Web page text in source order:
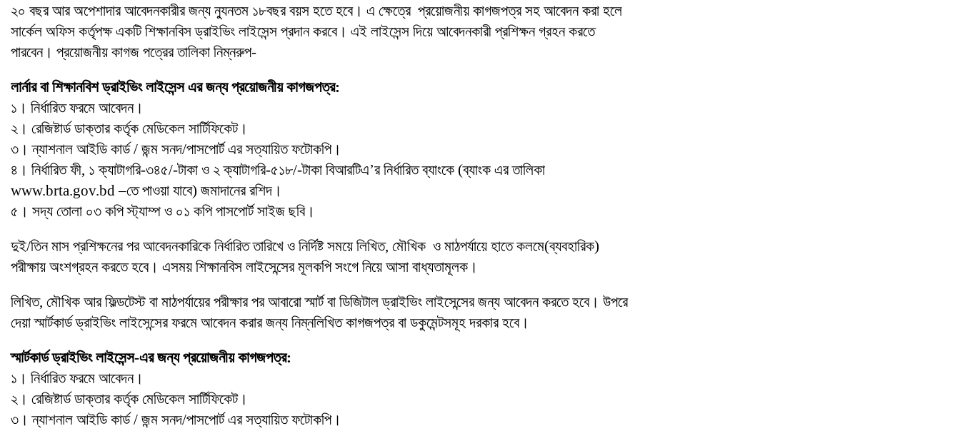
২০ বছর আর অপেশাদার আবেদনকারীর জন্য ন্যুনতম ১৮বছর বয়স হতে হবে। এ ক্ষেত্রে প্রয়োজনীয় কাগজপত্র সহ আবেদন করা হলে
সার্কেল অফিস কর্তৃপক্ষ একটি শিক্ষানবিস ড্রাইভিং লাইসেন্স প্রদান করবে। এই লাইসেন্স দিয়ে আবেদনকারী প্রশিক্ষন গ্রহন করতে
পারবেন। প্রয়োজনীয় কাগজ পত্রের তালিকা নিম্নরুপ-
লার্নার বা শিক্ষানবিশ ড্রাইভিং লাইসেন্স এর জন্য প্রয়োজনীয় কাগজপত্র:
১। নির্ধারিত ফরমে আবেদন।
২। রেজিষ্টার্ড ডাক্তার কর্তৃক মেডিকেল সার্টিফিকেট।
৩। ন্যাশনাল আইডি কার্ড / জন্ম সনদ/পাসপোর্ট এর সত্যায়িত ফটোকপি।
৪। নির্ধারিত ফী, ১ ক্যাটাগরি-৩৪৫/-টাকা ও ২ ক্যাটাগরি-৫১৮/-টাকা বিআরটিএ’র নির্ধারিত ব্যাংকে (ব্যাংক এর তালিকা
www.brta.gov.bd –তে পাওয়া যাবে) জমাদানের রশিদ।
৫। সদ্য তোলা ০৩ কপি স্ট্যাম্প ও ০১ কপি পাসপোর্ট সাইজ ছবি।
দুই/তিন মাস প্রশিক্ষনের পর আবেদনকারিকে নির্ধারিত তারিখে ও নির্দিষ্ট সময়ে লিখিত, মৌখিক ও মাঠপর্যায়ে হাতে কলমে(ব্যবহারিক)
পরীক্ষায় অংশগ্রহন করতে হবে। এসময় শিক্ষানবিস লাইসেন্সের মূলকপি সংগে নিয়ে আসা বাধ্যতামূলক।
লিখিত, মৌখিক আর ফিল্ডটেস্ট বা মাঠপর্যায়ের পরীক্ষার পর আবারো স্মার্ট বা ডিজিটাল ড্রাইভিং লাইসেন্সের জন্য আবেদন করতে হবে। উপরে
দেয়া স্মার্টকার্ড ড্রাইভিং লাইসেন্সের ফরমে আবেদন করার জন্য নিম্নলিখিত কাগজপত্র বা ডকুমেন্টসমূহ দরকার হবে।
স্মার্টকার্ড ড্রাইভিং লাইসেন্স-এর জন্য প্রয়োজনীয় কাগজপত্র:
১। নির্ধারিত ফরমে আবেদন।
২। রেজিষ্টার্ড ডাক্তার কর্তৃক মেডিকেল সার্টিফিকেট।
৩। ন্যাশনাল আইডি কার্ড / জন্ম সনদ/পাসপোর্ট এর সত্যায়িত ফটোকপি।